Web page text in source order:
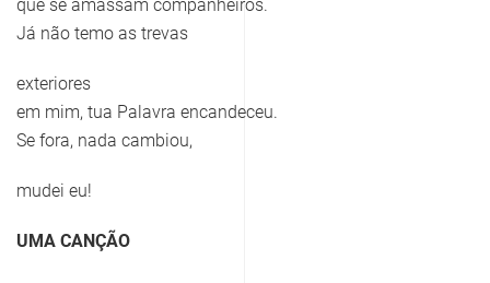
que se amassam companheiros.
Já não temo as trevas
exteriores
em mim, tua Palavra encandeceu.
Se fora, nada cambiou,
mudei eu!
UMA CANÇÃO